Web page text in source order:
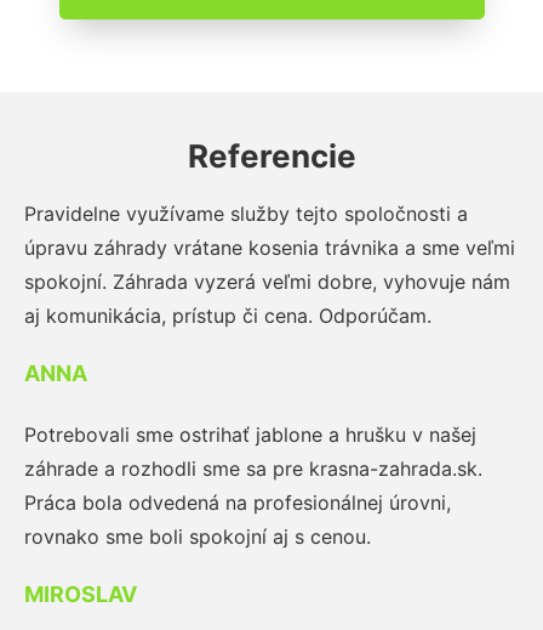
Referencie
Pravidelne využívame služby tejto spoločnosti a
úpravu záhrady vrátane kosenia trávnika a sme veľmi
spokojní. Záhrada vyzerá veľmi dobre, vyhovuje nám
aj komunikácia, prístup či cena. Odporúčam.
ANNA
Potrebovali sme ostrihať jablone a hrušku v našej
záhrade a rozhodli sme sa pre krasna-zahrada.sk.
Práca bola odvedená na profesionálnej úrovni,
rovnako sme boli spokojní aj s cenou.
MIROSLAV